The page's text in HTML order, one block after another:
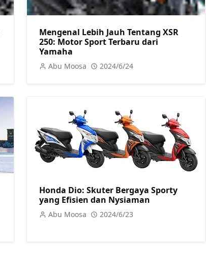
Mengenal Lebih Jauh Tentang XSR
250: Motor Sport Terbaru dari
Yamaha
Abu Moosa 2024/6/24
Honda Dio: Skuter Bergaya Sporty
yang Efisien dan Nysiaman
Abu Moosa 2024/6/23